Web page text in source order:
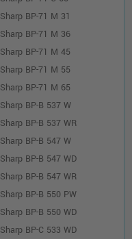
Sharp BP-71 M 31
Sharp BP-71 M 36
Sharp BP-71 M 45
Sharp BP-71 M 55
Sharp BP-71 M 65
Sharp BP-B 537 W
Sharp BP-B 537 WR
Sharp BP-B 547 W
Sharp BP-B 547 WD
Sharp BP-B 547 WR
Sharp BP-B 550 PW
Sharp BP-B 550 WD
Sharp BP-C 533 WD